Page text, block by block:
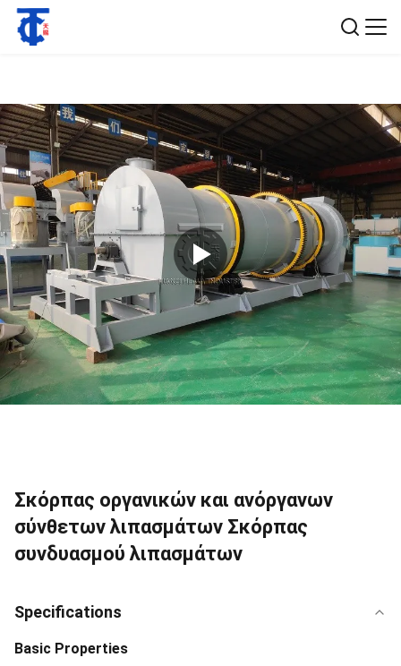
Σκόρπας οργανικών και ανόργανων
σύνθετων λιπασμάτων Σκόρπας
συνδυασμού λιπασμάτων
Specifications
Basic Properties